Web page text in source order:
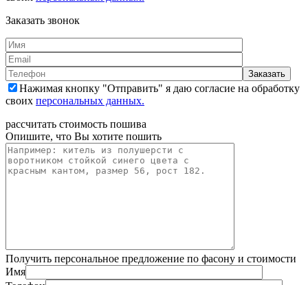
Заказать звонок
Нажимая кнопку "Отправить" я даю согласие на обработку
своих персональных данных.
рассчитать стоимость пошива
Опишите, что Вы хотите пошить
Получить персональное предложение по фасону и стоимости
Имя